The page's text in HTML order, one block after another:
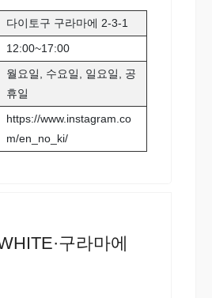
다이토구 구라마에 2-3-1
12:00~17:00
월요일, 수요일, 일요일, 공
휴일
https://www.instagram.co
m/en_no_ki/
구라마에